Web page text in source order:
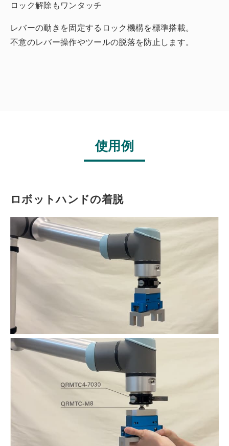
ロック解除もワンタッチ
レバーの動きを固定するロック機構を標準搭載。
不意のレバー操作やツールの脱落を防止します。
使用例
ロボットハンドの着脱